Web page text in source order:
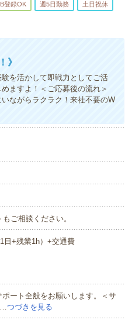
登録OK 週5日勤務 土日祝休
》
を活かして即戦力としてご活
ますよ！＜ご応募後の流れ＞
ながらラクラク！来社不要のW
ご相談ください。
日+残業1h）+交通費
ート全般をお願いします。＜サ
…つづきを見る